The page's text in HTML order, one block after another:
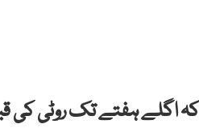
کہ اگلے ہفتے تک روٹی